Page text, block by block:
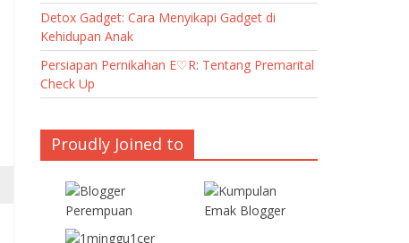
Detox Gadget: Cara Menyikapi Gadget di
Kehidupan Anak
Persiapan Pernikahan E♡R: Tentang Premarital
Check Up
Proudly Joined to